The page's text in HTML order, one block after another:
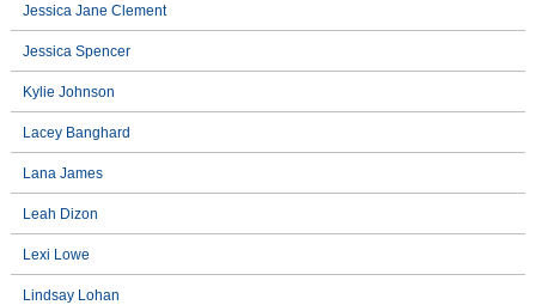
Jessica Jane Clement
Jessica Spencer
Kylie Johnson
Lacey Banghard
Lana James
Leah Dizon
Lexi Lowe
Lindsay Lohan